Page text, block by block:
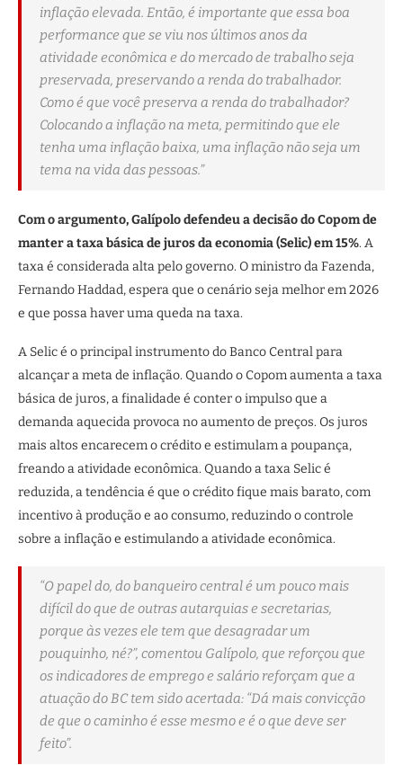
inflação elevada. Então, é importante que essa boa
performance que se viu nos últimos anos da
atividade econômica e do mercado de trabalho seja
preservada, preservando a renda do trabalhador.
Como é que você preserva a renda do trabalhador?
Colocando a inflação na meta, permitindo que ele
tenha uma inflação baixa, uma inflação não seja um
tema na vida das pessoas.”
Com o argumento, Galípolo defendeu a decisão do Copom de
manter a taxa básica de juros da economia (Selic) em 15%. A
taxa é considerada alta pelo governo. O ministro da Fazenda,
Fernando Haddad, espera que o cenário seja melhor em 2026
e que possa haver uma queda na taxa.
A Selic é o principal instrumento do Banco Central para
alcançar a meta de inflação. Quando o Copom aumenta a taxa
básica de juros, a finalidade é conter o impulso que a
demanda aquecida provoca no aumento de preços. Os juros
mais altos encarecem o crédito e estimulam a poupança,
freando a atividade econômica. Quando a taxa Selic é
reduzida, a tendência é que o crédito fique mais barato, com
incentivo à produção e ao consumo, reduzindo o controle
sobre a inflação e estimulando a atividade econômica.
“O papel do, do banqueiro central é um pouco mais
difícil do que de outras autarquias e secretarias,
porque às vezes ele tem que desagradar um
pouquinho, né?”, comentou Galípolo, que reforçou que
os indicadores de emprego e salário reforçam que a
atuação do BC tem sido acertada: “Dá mais convicção
de que o caminho é esse mesmo e é o que deve ser
feito”.